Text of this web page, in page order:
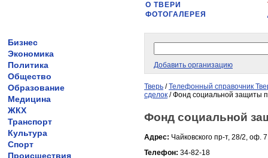
О ТВЕРИ
ФОТОГАЛЕРЕЯ
Бизнес
Экономика
Политика
Общество
Образование
Медицина
ЖКХ
Транспорт
Культура
Спорт
Происшествия
Добавить организацию
Тверь /Телефонный справочник
сделок / Фонд социальной защиты
Фонд социальной
Адрес: Чайковского пр-т, 28/2, оф.
Телефон: 34-82-18